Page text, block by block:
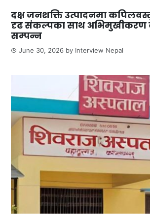
दक्ष जनशक्ति उत्पादनमा
दृढ संकल्पका साथ अभिमुखीकरण
सम्पन्न
June 30, 2026 by Interview Nepal